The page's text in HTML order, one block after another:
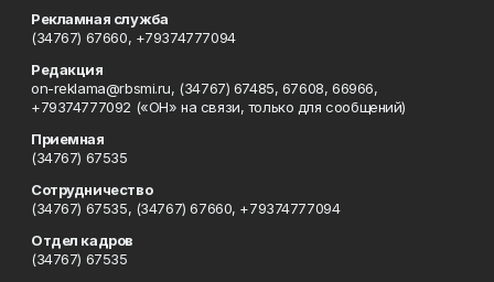
Рекламная служба
(34767) 67660, +79374777094
Редакция
on-reklama@rbsmi.ru, (34767) 67485, 67608, 66966,
+79374777092 («ОН» на связи, только для сообщений)
Приемная
(34767) 67535
Сотрудничество
(34767) 67535, (34767) 67660, +79374777094
Отдел кадров
(34767) 67535